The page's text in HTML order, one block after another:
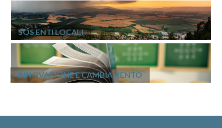
SOS ENTI LOCALI
INNOVAZIONE E CAMBIAMENTO